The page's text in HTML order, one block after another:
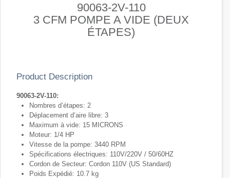
90063-2V-110
3 CFM POMPE A VIDE (DEUX
ÉTAPES)
Product Description
90063-2V-110:
Nombres d’étapes: 2
Déplacement d’aire libre: 3
Maximum à vide: 15 MICRONS
Moteur: 1/4 HP
Vitesse de la pompe: 3440 RPM
Spécifications électriques: 110V/220V / 50/60HZ
Cordon de Secteur: Cordon 110V (US Standard)
Poids Expédié: 10.7 kg